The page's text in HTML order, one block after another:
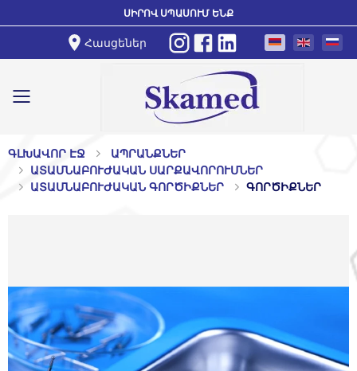
ՍԻՐՈՎ ՍՊԱՍՈՒՄ ԵՆՔ
Հասցեներ
Toggle mobile menu
ԳԼԽԱՎՈՐ ԷՋ
ԱՊՐԱՆՔՆԵՐ
ԱՏԱՄՆԱԲՈՒԺԱԿԱՆ ՍԱՐՔԱՎՈՐՈՒՄՆԵՐ
ԱՏԱՄՆԱԲՈՒԺԱԿԱՆ ԳՈՐԾԻՔՆԵՐ
ԳՈՐԾԻՔՆԵՐ